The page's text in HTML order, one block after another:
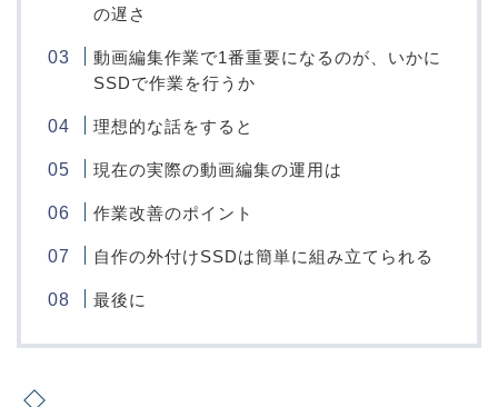
の遅さ
動画編集作業で1番重要になるのが、いかに
SSDで作業を行うか
理想的な話をすると
現在の実際の動画編集の運用は
作業改善のポイント
自作の外付けSSDは簡単に組み立てられる
最後に